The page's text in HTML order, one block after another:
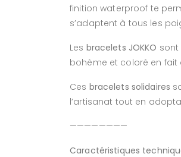
finition waterproof te
s’adaptent à tous les
Les bracelets JOKKO sont
bohème et coloré en
Ces bracelets solidaires
l’artisanat tout en
————————
Caractéristiques